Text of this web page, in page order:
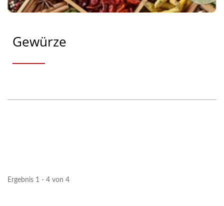
Gewürze
Ergebnis 1 - 4 von 4